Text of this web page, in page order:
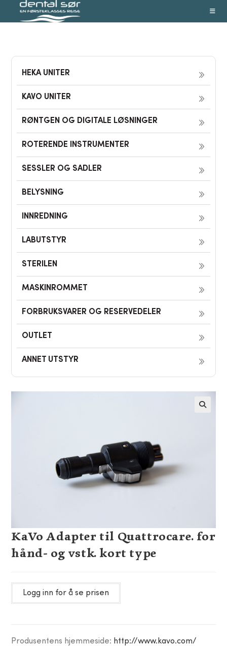
HEKA UNITER
KAVO UNITER
RØNTGEN OG DIGITALE LØSNINGER
ROTERENDE INSTRUMENTER
SESSLER OG SADLER
BELYSNING
INNREDNING
LABUTSTYR
STERILEN
MASKINROMMET
FORBRUKSVARER OG RESERVEDELER
OUTLET
ANNET UTSTYR
KaVo Adapter til Quattrocare. for
hånd- og vstk. kort type
Logg inn for å se prisen
Produsentens hjemmeside: http://www.kavo.com/